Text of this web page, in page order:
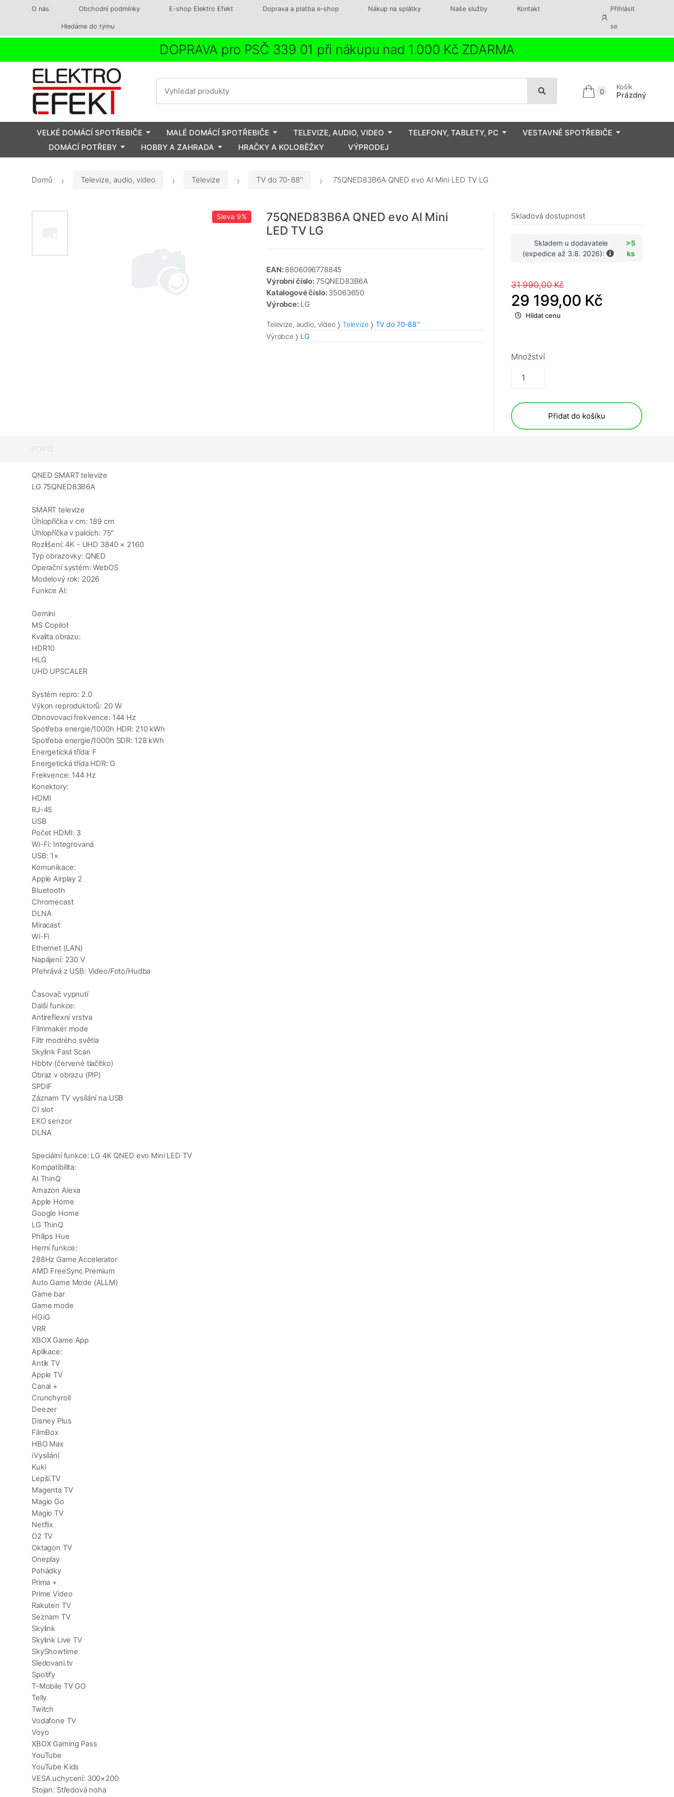
O nás Obchodní podmínky E-shop Elektro Efekt Doprava a platba e-shop Nákup na splátky Naše služby Kontakt
Hledáme do týmu
Přihlásit
se
DOPRAVA pro PSČ 339 01 při nákupu nad 1.000 Kč ZDARMA
0
Košík
Prázdný
VELKÉ DOMÁCÍ SPOTŘEBIČE MALÉ DOMÁCÍ SPOTŘEBIČE TELEVIZE, AUDIO, VIDEO TELEFONY, TABLETY, PC
VESTAVNÉ SPOTŘEBIČE
DOMÁCÍ POTŘEBY
HOBBY A ZAHRADA HRAČKY A KOLOBĚŽKY VÝPRODEJ
Domů Televize, audio, video Televize TV do 70-88'' 75QNED83B6A QNED evo AI Mini LED TV LG
Sleva 9%
75QNED83B6A QNED evo AI Mini
LED TV LG
EAN:8806096778845
Výrobní číslo:75QNED83B6A
Katalogové číslo:35063650
Výrobce: LG
Televize, audio, video Televize
TV do 70-88''
Výrobce
LG
Skladová dostupnost
Skladem u dodavatele
(expedice až 3.8. 2026):
>5
ks
31 990,00 Kč
29 199,00 Kč
Hlídat cenu
Množství
Přidat do košíku
QNED SMART televize
LG 75QNED83B6A
SMART televize
Úhlopříčka v cm: 189 cm
Úhlopříčka v palcích: 75"
Rozlišení: 4K - UHD 3840 × 2160
Typ obrazovky: QNED
Operační systém: WebOS
Modelový rok: 2026
Funkce AI:
Gemini
MS Copilot
Kvalita obrazu:
HDR10
HLG
UHD UPSCALER
Systém repro: 2.0
Výkon reproduktorů: 20 W
Obnovovací frekvence: 144 Hz
Spotřeba energie/1000h HDR: 210 kWh
Spotřeba energie/1000h SDR: 128 kWh
Energetická třída: F
Energetická třída HDR: G
Frekvence: 144 Hz
Konektory:
HDMI
RJ-45
USB
Počet HDMI: 3
Wi-Fi: Integrovaná
USB: 1×
Komunikace:
Apple Airplay 2
Bluetooth
Chromecast
DLNA
Miracast
Wi-Fi
Ethernet (LAN)
Napájení: 230 V
Přehrává z USB: Video/Foto/Hudba
Časovač vypnutí
Další funkce:
Antireflexní vrstva
Filmmaker mode
Filtr modrého světla
Skylink Fast Scan
Hbbtv (červené tlačítko)
Obraz v obrazu (PIP)
SPDIF
Záznam TV vysílání na USB
CI slot
EKO senzor
DLNA
Speciální funkce: LG 4K QNED evo Mini LED TV
Kompatibilita:
AI ThinQ
Amazon Alexa
Apple Home
Google Home
LG ThinQ
Philips Hue
Herní funkce:
288Hz Game Accelerator
AMD FreeSync Premium
Auto Game Mode (ALLM)
Game bar
Game mode
HGiG
VRR
XBOX Game App
Aplikace:
Antik TV
Apple TV
Canal +
Crunchyroll
Deezer
Disney Plus
FilmBox
HBO Max
iVysílání
Kuki
Lepší.TV
Magenta TV
Magio Go
Magio TV
Netflix
O2 TV
Oktagon TV
Oneplay
Pohádky
Prima +
Prime Video
Rakuten TV
Seznam TV
Skylink
Skylink Live TV
SkyShowtime
Sledovani.tv
Spotify
T-Mobile TV GO
Telly
Twitch
Vodafone TV
Voyo
XBOX Gaming Pass
YouTube
YouTube Kids
VESA uchycení: 300×200
Stojan: Středová noha